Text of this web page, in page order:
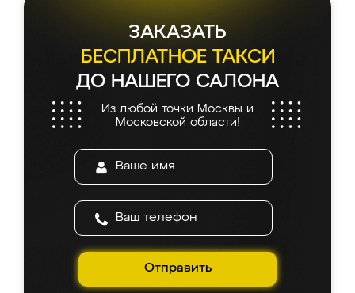
ЗАКАЗАТЬ
БЕСПЛАТНОЕ ТАКСИ
ДО НАШЕГО САЛОНА
Из любой точки Москвы и
Московской области!
Отправить